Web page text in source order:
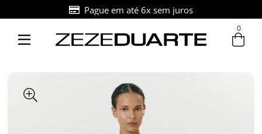
Entre com email ou cpf/cnpj
Pague em até 6x sem juros
0